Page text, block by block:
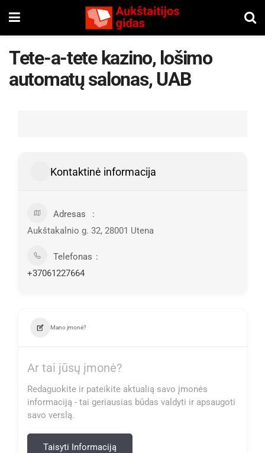
Tete-a-tete kazino, lošimo
automatų salonas, UAB
Kontaktinė informacija
Adresas
Aukštakalnio g. 32, 28001 Utena
Telefonas
+37061227664
Mano įmonė?
Ar tai jūsų įmonė?
Redaguokite ir pateikite aktualią savo įmonės
informaciją - tai geriausias būdas valdyti ir apsaugoti
savo verslą.
Taisyti Informaciją